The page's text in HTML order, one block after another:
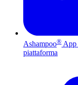
Ashampoo® App
piattaforma